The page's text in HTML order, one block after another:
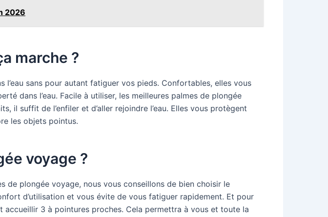
2026
marche ?
sans pour autant fatiguer vos pieds. Confortables, elles vous
dans l’eau. Facile à utiliser, les meilleures palmes de plongée
il suffit de l’enfiler et d’aller rejoindre l’eau. Elles vous protègent
les objets pointus.
voyage ?
de plongée voyage, nous vous conseillons de bien choisir le
d’utilisation et vous évite de vous fatiguer rapidement. Et pour
3 à pointures proches. Cela permettra à vous et toute la